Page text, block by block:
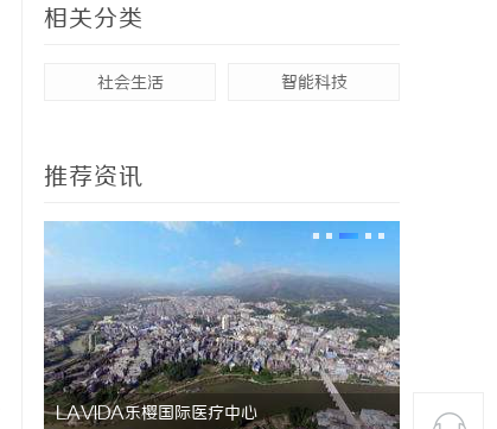
相关分类
社会生活 智能科技
推荐资讯
LAVIDA乐樱国际医疗中心 防坠落水